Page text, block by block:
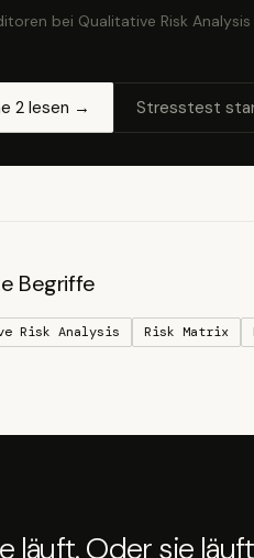
bei Qualitative Risk
2 lesen → Stresstest
Begriffe
Risk Analysis Risk Matrix
läuft. Oder sie